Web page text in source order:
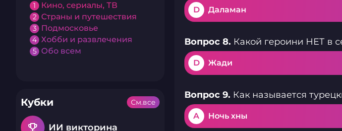
1 Кино, сериалы, ТВ
2 Страны и путешествия
3 Подмосковье
4 Хобби и развлечения
5 Обо всем
Кубки
emoji_events ИИ викторина
См.все
D Даламан
Вопрос 8. Какой героини НЕТ в
D Жади
Вопрос 9. Как называется
A Ночь хны